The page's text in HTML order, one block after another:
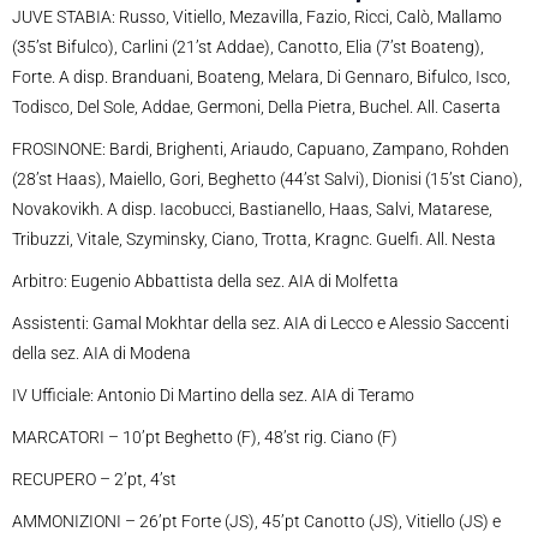
JUVE STABIA: Russo, Vitiello, Mezavilla, Fazio, Ricci, Calò, Mallamo
(35’st Bifulco), Carlini (21’st Addae), Canotto, Elia (7’st Boateng),
Forte. A disp. Branduani, Boateng, Melara, Di Gennaro, Bifulco, Isco,
Todisco, Del Sole, Addae, Germoni, Della Pietra, Buchel. All. Caserta
FROSINONE: Bardi, Brighenti, Ariaudo, Capuano, Zampano, Rohden
(28’st Haas), Maiello, Gori, Beghetto (44’st Salvi), Dionisi (15’st Ciano),
Novakovikh. A disp. Iacobucci, Bastianello, Haas, Salvi, Matarese,
Tribuzzi, Vitale, Szyminsky, Ciano, Trotta, Kragnc. Guelfi. All. Nesta
Arbitro: Eugenio Abbattista della sez. AIA di Molfetta
Assistenti: Gamal Mokhtar della sez. AIA di Lecco e Alessio Saccenti
della sez. AIA di Modena
IV Ufficiale: Antonio Di Martino della sez. AIA di Teramo
MARCATORI – 10’pt Beghetto (F), 48’st rig. Ciano (F)
RECUPERO – 2’pt, 4’st
AMMONIZIONI – 26’pt Forte (JS), 45’pt Canotto (JS), Vitiello (JS) e